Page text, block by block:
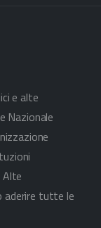
e alte
Nazionale
Alte
aderire tutte le